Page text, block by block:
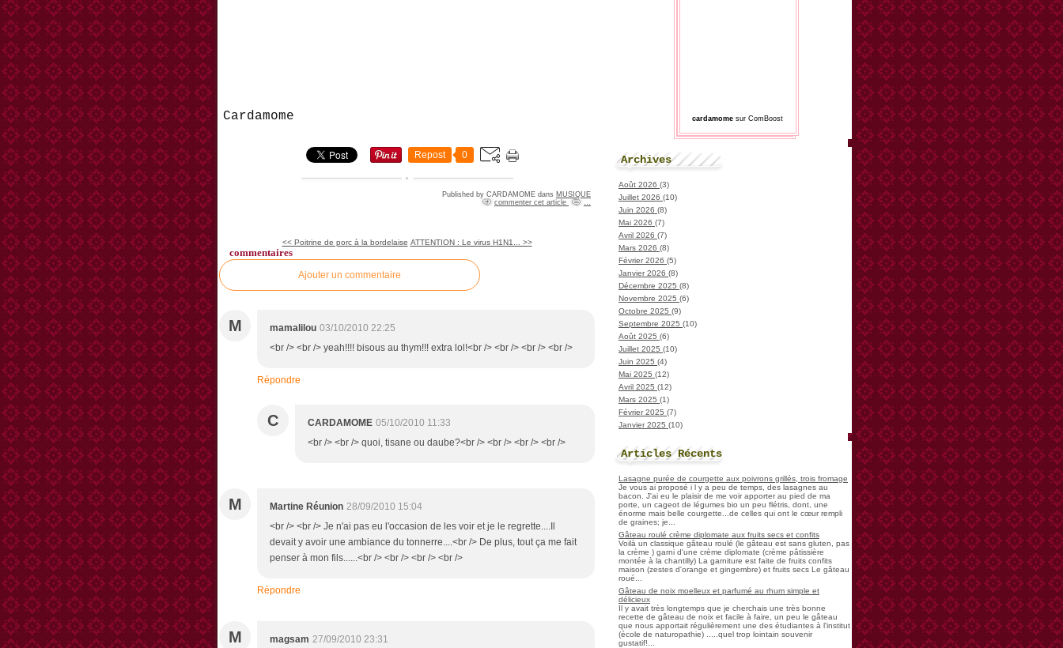
Cardamome
Repost 0
Published by CARDAMOME dans MUSIQUE
commenter cet article
…
<< Poitrine de porc à la bordelaise ATTENTION : Le virus H1N1... >>
commentaires
Ajouter un commentaire
M mamalilou 03/10/2010 22:25
<br /> <br /> yeah!!!! bisous au thym!!! extra lol!<br /> <br /> <br /> <br />
Répondre
C CARDAMOME 05/10/2010 11:33
<br /> <br /> quoi, tisane ou daube?<br /> <br /> <br /> <br />
M Martine Réunion 28/09/2010 15:04
<br /> <br /> Je n'ai pas eu l'occasion de les voir et je le regrette....Il
devait y avoir une ambiance du tonnerre....<br /> De plus, tout ça me fait
penser à mon fils......<br /> <br /> <br /> <br />
Répondre
M magsam 27/09/2010 23:31
cardamome sur ComBoost
Archives
Août 2026 (3)
Juillet 2026 (10)
Juin 2026 (8)
Mai 2026 (7)
Avril 2026 (7)
Mars 2026 (8)
Février 2026 (5)
Janvier 2026 (8)
Décembre 2025 (8)
Novembre 2025 (6)
Octobre 2025 (9)
Septembre 2025 (10)
Août 2025 (6)
Juillet 2025 (10)
Juin 2025 (4)
Mai 2025 (12)
Avril 2025 (12)
Mars 2025 (1)
Février 2025 (7)
Janvier 2025 (10)
Articles Récents
Lasagne purée de courgette aux poivrons grillés, trois fromage
Je vous ai proposé i l y a peu de temps, des lasagnes au
bacon. J'ai eu le plaisir de me voir apporter au pied de ma
porte, un cageot de légumes bio un peu flétris, dont, une
énorme mais belle courgette...de celles qui ont le cœur rempli
de graines; je...
Gâteau roulé crème diplomate aux fruits secs et confits
Voilà un classique gâteau roulé (le gâteau est sans gluten, pas
la crème ) garni d'une crème diplomate (crème pâtissière
montée à la chantilly) La garniture est faite de fruits confits
maison (zestes d'orange et gingembre) et fruits secs Le gâteau
roué...
Gâteau de noix moelleux et parfumé au rhum simple et
délicieux
Il y avait très longtemps que je cherchais une très bonne
recette de gâteau de noix et facile à faire, un peu le gâteau
que nous apportait régulièrement une des étudiantes à l'institut
(école de naturopathie) .....quel trop lointain souvenir
gustatif!...